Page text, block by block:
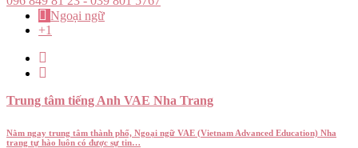
Ngoại ngữ
+1
Trung tâm tiếng Anh VAE Nha Trang
Nằm ngay trung tâm thành phố, Ngoại ngữ VAE (Vietnam Advanced Education) Nha
trang tự hào luôn có được sự tin…